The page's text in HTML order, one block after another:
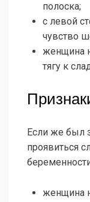
полоска;
с левой
чувство
женщина
тягу к
Если же был
проявиться
женщина